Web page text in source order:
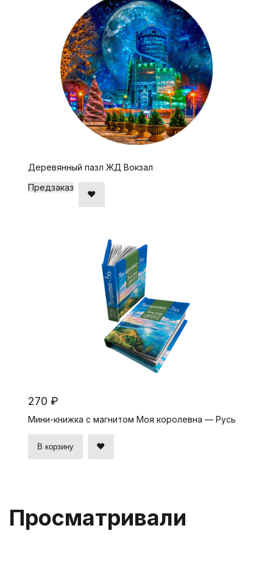
Деревянный пазл ЖД Вокзал
Предзаказ
270 ₽
Мини-книжка с магнитом Моя королевна — Русь
В корзину
Просматривали